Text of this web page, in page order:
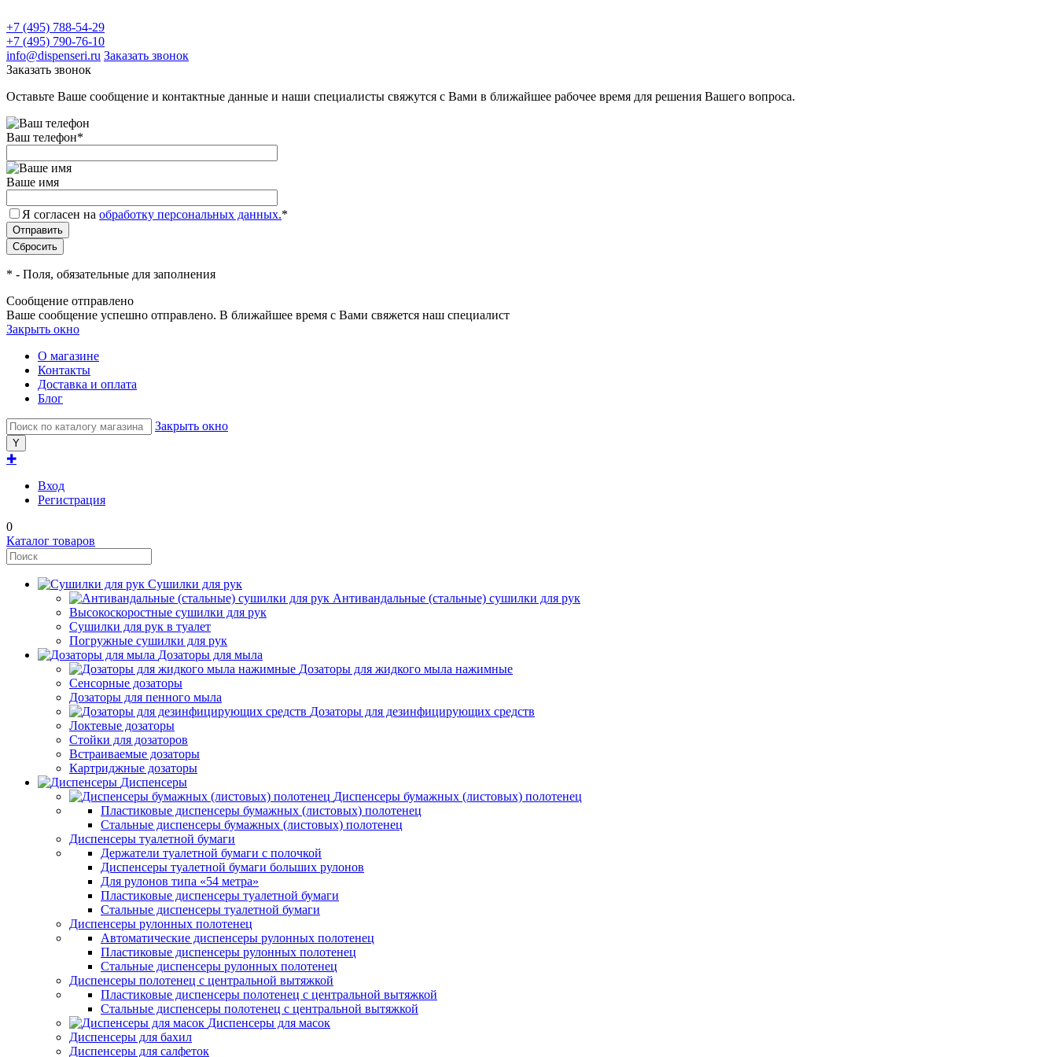
+7 (495) 788-54-29
+7 (495) 790-76-10
info@dispenseri.ru Заказать звонок
Заказать звонок
Оставьте Ваше сообщение и контактные данные и наши специалисты свяжутся с Вами в ближайшее рабочее время для решения Вашего вопроса.
Ваш телефон*
Ваше имя
Я согласен на обработку персональных данных.*
* - Поля, обязательные для заполнения
Сообщение отправлено
Ваше сообщение успешно отправлено. В ближайшее время с Вами свяжется наш специалист
Закрыть окно
О магазине
Контакты
Доставка и оплата
Блог
Закрыть окно
✚
Вход
Регистрация
0
Каталог товаров
Сушилки для рук
Антивандальные (стальные) сушилки для рук
Высокоскоростные сушилки для рук
Сушилки для рук в туалет
Погружные сушилки для рук
Дозаторы для мыла
Дозаторы для жидкого мыла нажимные
Сенсорные дозаторы
Дозаторы для пенного мыла
Дозаторы для дезинфицирующих средств
Локтевые дозаторы
Стойки для дозаторов
Встраиваемые дозаторы
Картриджные дозаторы
Диспенсеры
Диспенсеры бумажных (листовых) полотенец
Пластиковые диспенсеры бумажных (листовых) полотенец
Стальные диспенсеры бумажных (листовых) полотенец
Диспенсеры туалетной бумаги
Держатели туалетной бумаги с полочкой
Диспенсеры туалетной бумаги больших рулонов
Для рулонов типа «54 метра»
Пластиковые диспенсеры туалетной бумаги
Стальные диспенсеры туалетной бумаги
Диспенсеры рулонных полотенец
Автоматические диспенсеры рулонных полотенец
Пластиковые диспенсеры рулонных полотенец
Стальные диспенсеры рулонных полотенец
Диспенсеры полотенец с центральной вытяжкой
Пластиковые диспенсеры полотенец с центральной вытяжкой
Стальные диспенсеры полотенец с центральной вытяжкой
Диспенсеры для масок
Диспенсеры для бахил
Диспенсеры для салфеток